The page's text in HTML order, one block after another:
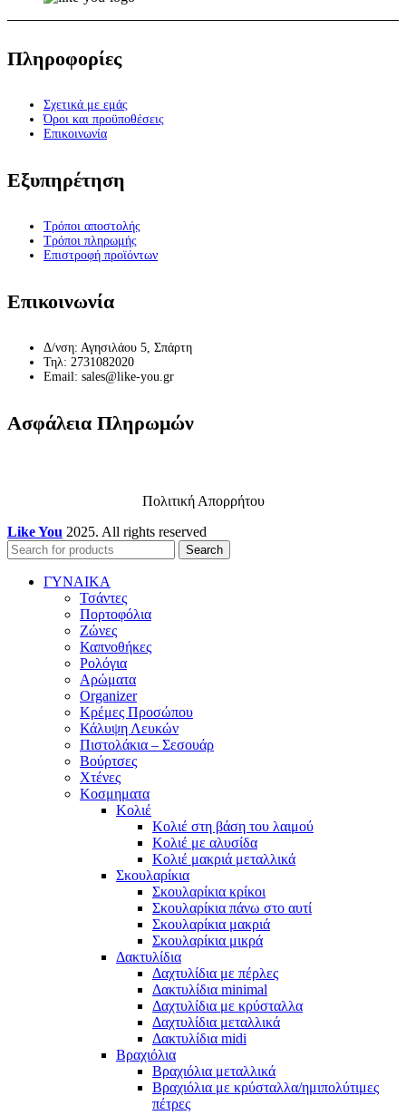
Πληροφορίες
Σχετικά με εμάς
Όροι και προϋποθέσεις
Επικοινωνία
Εξυπηρέτηση
Τρόποι αποστολής
Τρόποι πληρωμής
Επιστροφή προϊόντων
Επικοινωνία
Δ/νση: Αγησιλάου 5, Σπάρτη
Τηλ: 2731082020
Email: sales@like-you.gr
Ασφάλεια Πληρωμών
Πολιτική Απορρήτου
Like You 2025. All rights reserved
Search
ΓΥΝΑΙΚΑ
Τσάντες
Πορτοφόλια
Ζώνες
Καπνοθήκες
Ρολόγια
Αρώματα
Organizer
Κρέμες Προσώπου
Κάλυψη Λευκών
Πιστολάκια – Σεσουάρ
Βούρτσες
Χτένες
Κοσμηματα
Κολιέ
Κολιέ στη βάση του λαιμού
Κολιέ με αλυσίδα
Κολιέ μακριά μεταλλικά
Σκουλαρίκια
Σκουλαρίκια κρίκοι
Σκουλαρίκια πάνω στο αυτί
Σκουλαρίκια μακριά
Σκουλαρίκια μικρά
Δακτυλίδια
Δαχτυλίδια με πέρλες
Δακτυλίδια minimal
Δαχτυλίδια με κρύσταλλα
Δαχτυλίδια μεταλλικά
Δακτυλίδια midi
Βραχιόλια
Βραχιόλια μεταλλικά
Βραχιόλια με κρύσταλλα/ημιπολύτιμες
πέτρες